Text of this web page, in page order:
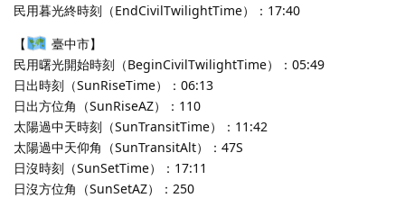
民用暮光終時刻（EndCivilTwilightTime）：17:40
【
臺中市】
民用曙光開始時刻（BeginCivilTwilightTime）：05:49
日出時刻（SunRiseTime）：06:13
日出方位角（SunRiseAZ）：110
太陽過中天時刻（SunTransitTime）：11:42
太陽過中天仰角（SunTransitAlt）：47S
日沒時刻（SunSetTime）：17:11
日沒方位角（SunSetAZ）：250